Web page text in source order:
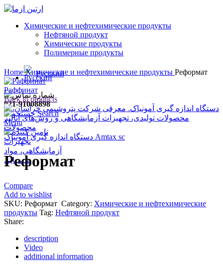
Химические и нефтехимические продукты
Нефтяной продукт
Химические продукты
Полимерные продукты
Русский
021-91008898
Search
Menu
HomeХимические и нефтехимические продукты Реформат
Раффинат
Back to products
دستگاه اندازه گیری آمونیاک Amtax sc
Реформат
Compare
Add to wishlist
SKU: Реформат Category: Химические и нефтехимические
продукты Tag: Нефтяной продукт
Share:
description
Video
additional information